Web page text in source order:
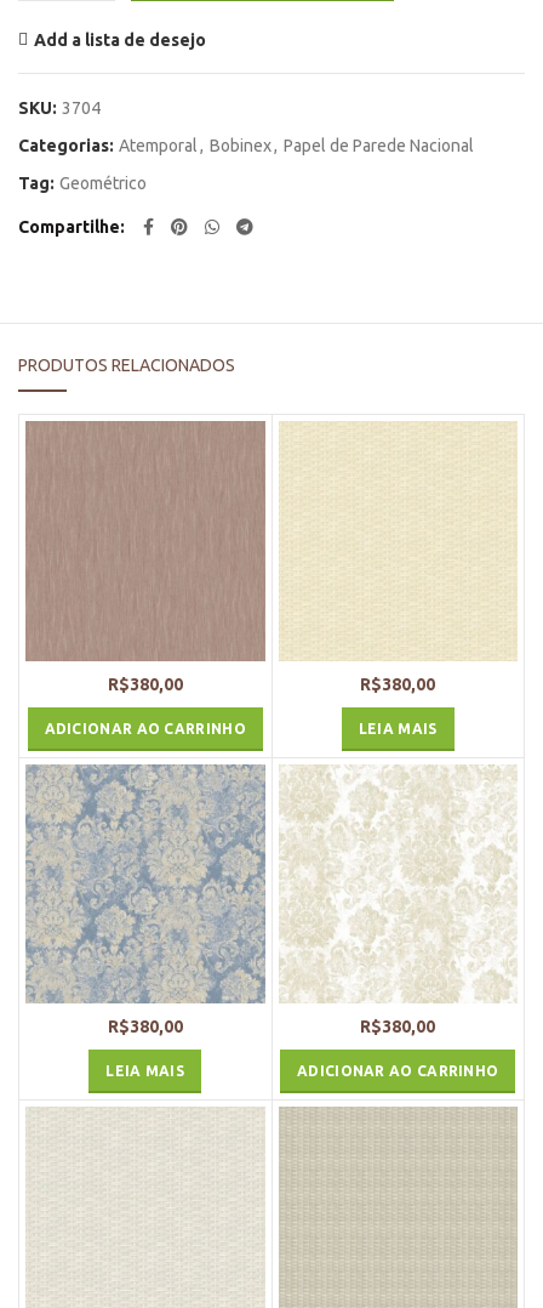
Add a lista de desejo
SKU: 3704
Categorias: Atemporal, Bobinex, Papel de Parede Nacional
Tag: Geométrico
Compartilhe
PRODUTOS RELACIONADOS
R$380,00
ADICIONAR AO CARRINHO
R$380,00
LEIA MAIS
R$380,00
LEIA MAIS
R$380,00
ADICIONAR AO CARRINHO